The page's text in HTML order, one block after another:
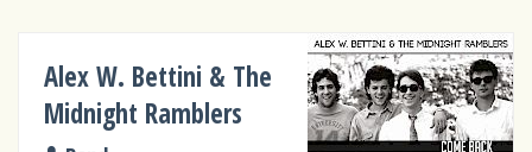
Alex W. Bettini & The
Midnight Ramblers